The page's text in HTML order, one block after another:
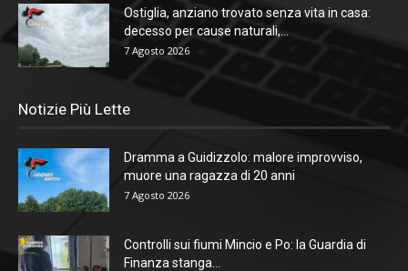
Ostiglia, anziano trovato senza vita in casa:
decesso per cause naturali,...
7 Agosto 2026
Notizie Più Lette
Dramma a Guidizzolo: malore improvviso,
muore una ragazza di 20 anni
7 Agosto 2026
Controlli sui fiumi Mincio e Po: la Guardia di
Finanza stanga...